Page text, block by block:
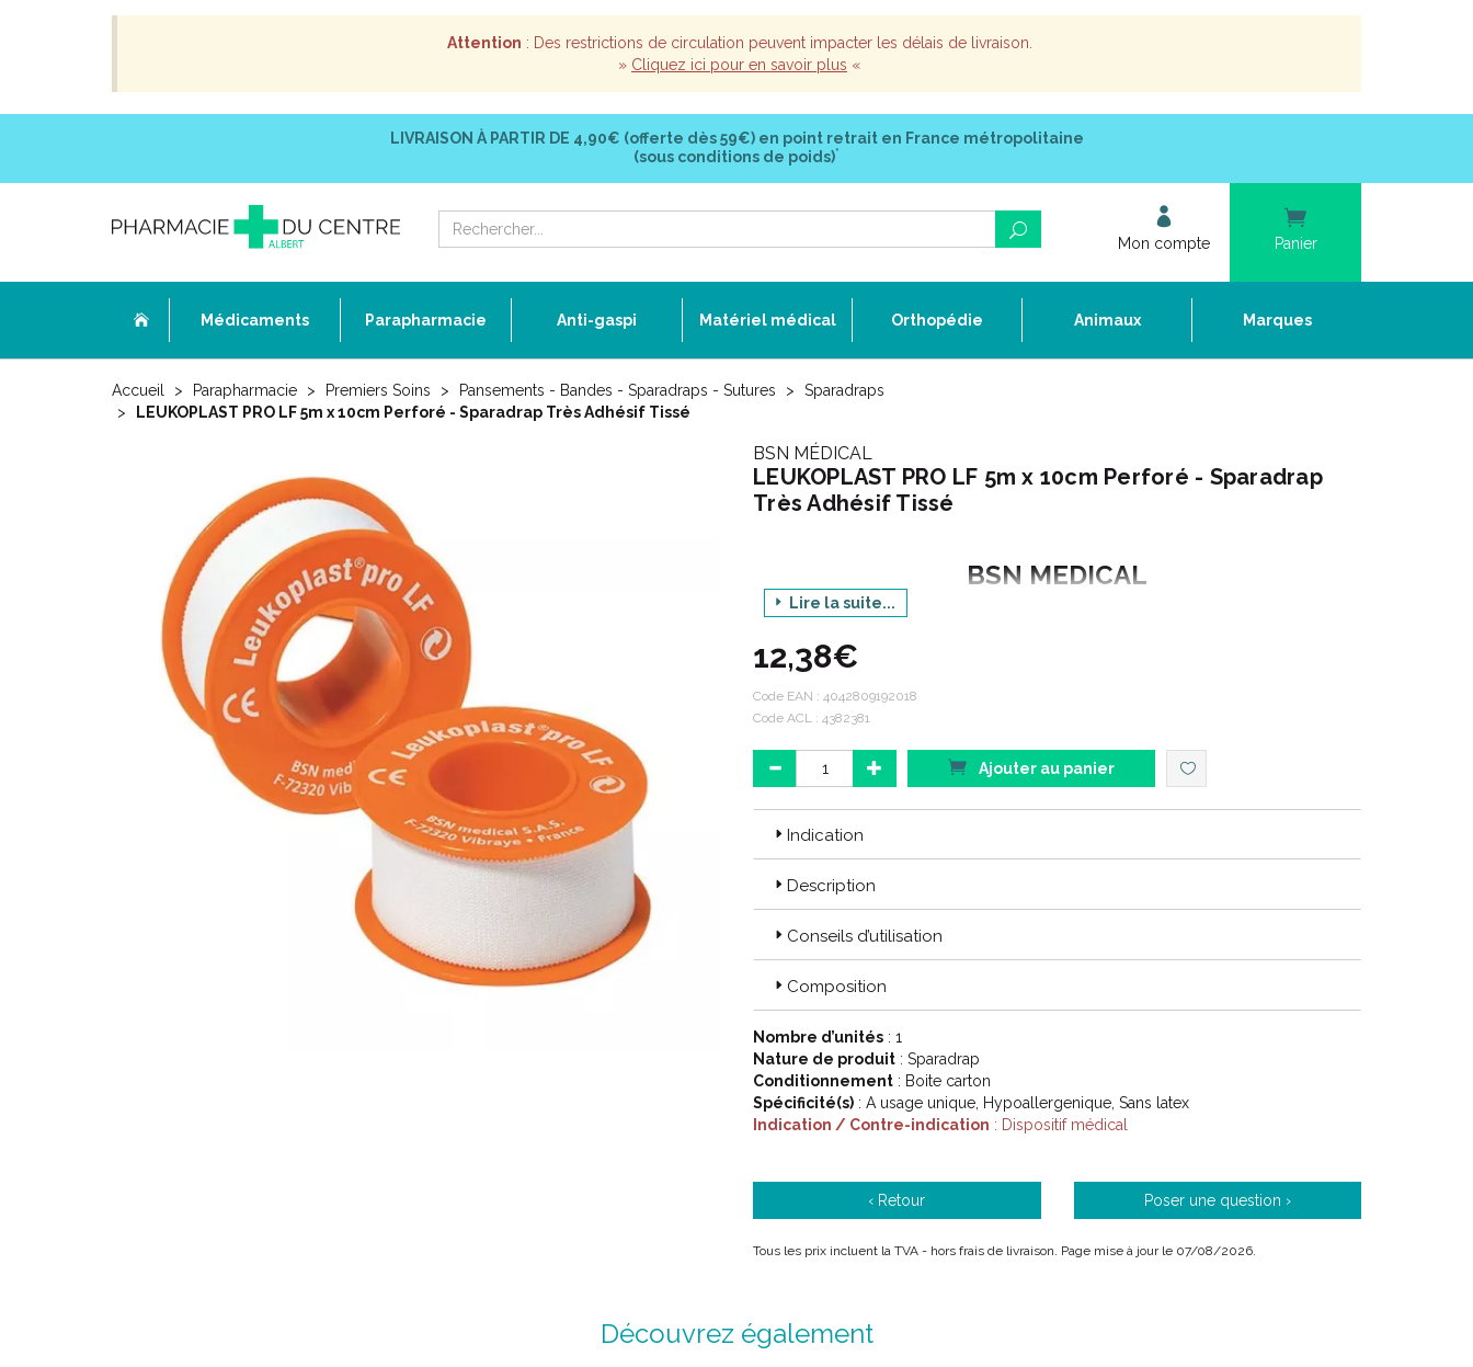
Attention : Des restrictions de circulation peuvent impacter les délais de livraison.
» Cliquez ici pour en savoir plus «
LIVRAISON À PARTIR DE 4,90€ (offerte dès 59€) en point retrait en France métropolitaine
(sous conditions de poids)*
Mon compte Panier
Médicaments Parapharmacie Anti-gaspi Matériel médical Orthopédie Animaux Marques
Accueil Parapharmacie Premiers Soins Pansements - Bandes - Sparadraps - Sutures
Sparadraps
LEUKOPLAST PRO LF 5m x 10cm Perforé - Sparadrap Très Adhésif Tissé
BSN MÉDICAL
LEUKOPLAST PRO LF 5m x 10cm Perforé - Sparadrap
Très Adhésif Tissé
BSN MEDICAL
Lire la suite...
12,38€
Code EAN : 4042809192018
Code ACL : 4382381
Ajouter au panier
Indication
Description
Conseils d’utilisation
Composition
Nombre d’unités : 1
Nature de produit : Sparadrap
Conditionnement : Boite carton
Spécificité(s) : A usage unique, Hypoallergenique, Sans latex
Indication / Contre-indication : Dispositif médical
‹ Retour Poser une question ›
Tous les prix incluent la TVA - hors frais de livraison. Page mise à jour le 07/08/2026.
Découvrez également